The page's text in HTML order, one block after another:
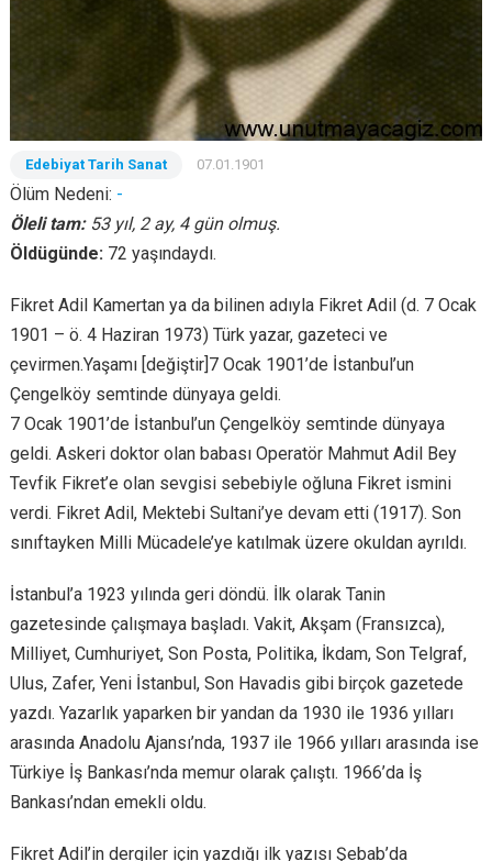
Edebiyat Tarih Sanat 07.01.1901
Ölüm Nedeni: -
Öleli tam: 53 yıl, 2 ay, 4 gün olmuş.
Öldügünde: 72 yaşındaydı.
Fikret Adil Kamertan ya da bilinen adıyla Fikret Adil (d. 7 Ocak
1901 – ö. 4 Haziran 1973) Türk yazar, gazeteci ve
çevirmen.Yaşamı [değiştir]7 Ocak 1901’de İstanbul’un
Çengelköy semtinde dünyaya geldi.
7 Ocak 1901’de İstanbul’un Çengelköy semtinde dünyaya
geldi. Askeri doktor olan babası Operatör Mahmut Adil Bey
Tevfik Fikret’e olan sevgisi sebebiyle oğluna Fikret ismini
verdi. Fikret Adil, Mektebi Sultani’ye devam etti (1917). Son
sınıftayken Milli Mücadele’ye katılmak üzere okuldan ayrıldı.
İstanbul’a 1923 yılında geri döndü. İlk olarak Tanin
gazetesinde çalışmaya başladı. Vakit, Akşam (Fransızca),
Milliyet, Cumhuriyet, Son Posta, Politika, İkdam, Son Telgraf,
Ulus, Zafer, Yeni İstanbul, Son Havadis gibi birçok gazetede
yazdı. Yazarlık yaparken bir yandan da 1930 ile 1936 yılları
arasında Anadolu Ajansı’nda, 1937 ile 1966 yılları arasında ise
Türkiye İş Bankası’nda memur olarak çalıştı. 1966’da İş
Bankası’ndan emekli oldu.
Fikret Adil’in dergiler için yazdığı ilk yazısı Şebab’da